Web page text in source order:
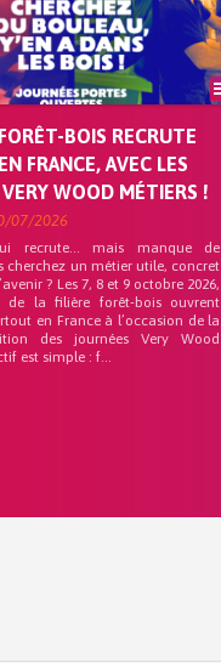
BOIS RECRUTE
FRANCE, AVEC LES
WOOD MÉTIERS !
07/2026
recrute… mais manque de
cherchez un métier utile, concret
? Les 7, 8 et 9 octobre 2026,
de la filière forêt-bois ouvrent
en France à l’occasion de la
des journées Very Wood
est simple : f...